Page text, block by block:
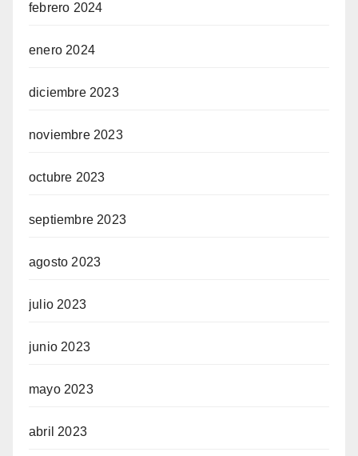
febrero 2024
enero 2024
diciembre 2023
noviembre 2023
octubre 2023
septiembre 2023
agosto 2023
julio 2023
junio 2023
mayo 2023
abril 2023